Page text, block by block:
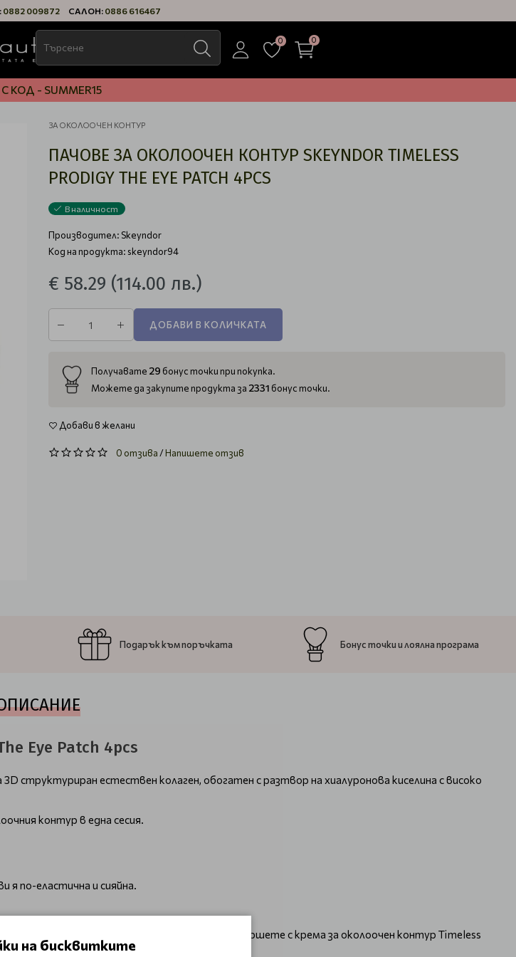
0882 009872 САЛОН: 0886 616467
0 0
С КОД - SUMMER15
ЗА ОКОЛООЧЕН КОНТУР
ПАЧОВЕ ЗА ОКОЛООЧЕН КОНТУР SKEYNDOR TIMELESS
PRODIGY THE EYE PATCH 4PCS
В наличност
Производител: Skeyndor
Код на продукта: skeyndor94
€ 58.29 (114.00 лв.)
ДОБАВИ В КОЛИЧКАТА
Получавате 29 бонус точки при покупка.
Можете да закупите продукта за 2331 бонус точки.
Добави в желани
0 отзива/Напишете отзив
Подарък към поръчката Бонус точки и лоялна програма
Eye Patch 4pcs
структуриран естествен колаген, обогатен с разтвор на хиалуронова киселина с високо
контур в една сесия.
по-еластична и сияйна.
25 минути, след което ти отстранете. Завършете с крема за околоочен контур Timeless
на бисквитките